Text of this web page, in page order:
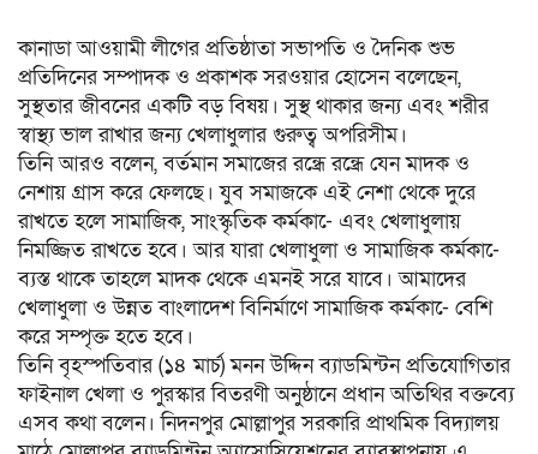
কানাডা আওয়ামী লীগের প্রতিষ্ঠাতা সভাপতি ও দৈনিক শুভ
প্রতিদিনের সম্পাদক ও প্রকাশক সরওয়ার হোসেন বলেছেন,
সুস্থতার জীবনের একটি বড় বিষয়। সুস্থ থাকার জন্য এবং শরীর
স্বাস্থ্য ভাল রাখার জন্য খেলাধুলার গুরুত্ব অপরিসীম।
তিনি আরও বলেন, বর্তমান সমাজের রন্ধ্রে রন্ধ্রে যেন মাদক ও
নেশায় গ্রাস করে ফেলছে। যুব সমাজকে এই নেশা থেকে দুরে
রাখতে হলে সামাজিক, সাংস্কৃতিক কর্মকা-ে এবং খেলাধুলায়
নিমজ্জিত রাখতে হবে। আর যারা খেলাধুলা ও সামাজিক কর্মকা-ে
ব্যস্ত থাকে তাহলে মাদক থেকে এমনই সরে যাবে। আমাদের
খেলাধুলা ও উন্নত বাংলাদেশ বিনির্মাণে সামাজিক কর্মকা-ে বেশি
করে সম্পৃক্ত হতে হবে।
তিনি বৃহস্পতিবার (১৪ মার্চ) মনন উদ্দিন ব্যাডমিন্টন প্রতিযোগিতার
ফাইনাল খেলা ও পুরস্কার বিতরণী অনুষ্ঠানে প্রধান অতিথির বক্তব্যে
এসব কথা বলেন। নিদনপুর মোল্লাপুর সরকারি প্রাথমিক বিদ্যালয়